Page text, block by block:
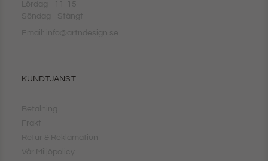
Lördag - 11-15
Söndag - Stängt
Email: info@artndesign.se
KUNDTJÄNST
Betalning
Frakt
Retur & Reklamation
Vår Miljöpolicy